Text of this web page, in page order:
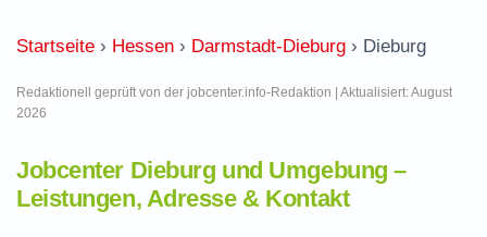
Startseite › Hessen › Darmstadt-Dieburg › Dieburg
Redaktionell geprüft von der jobcenter.info-Redaktion | Aktualisiert: August
2026
Jobcenter Dieburg und Umgebung –
Leistungen, Adresse & Kontakt